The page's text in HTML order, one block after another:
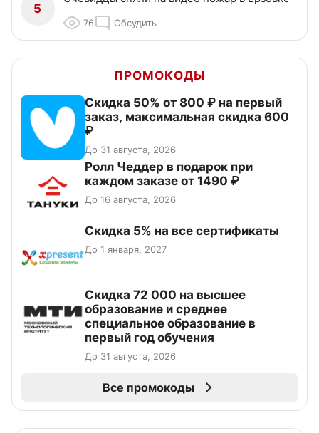
5
76 Обсудить
ПРОМОКОДЫ
Скидка 50% от 800 ₽ на первый
заказ, максимальная скидка 600
₽
До 31 августа, 2026
Ролл Чеддер в подарок при
каждом заказе от 1490 ₽
До 16 августа, 2026
Скидка 5% на все сертификаты
До 1 января, 2027
Скидка 72 000 на высшее
образование и среднее
специальное образование в
первый год обучения
До 31 августа, 2026
Все промокоды